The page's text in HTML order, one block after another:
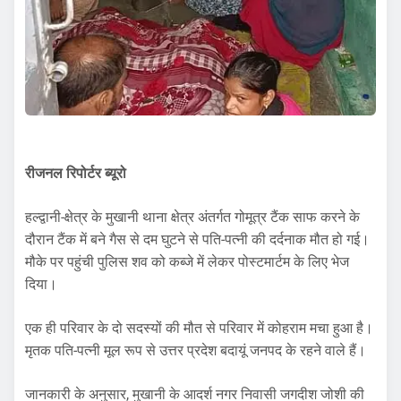
रीजनल रिपोर्टर ब्यूरो
हल्द्वानी-क्षेत्र के मुखानी थाना क्षेत्र अंतर्गत गोमूत्र टैंक साफ करने के
दौरान टैंक में बने गैस से दम घुटने से पति-पत्नी की दर्दनाक मौत हो गई।
मौके पर पहुंची पुलिस शव को कब्जे में लेकर पोस्टमार्टम के लिए भेज
दिया।
एक ही परिवार के दो सदस्यों की मौत से परिवार में कोहराम मचा हुआ है।
मृतक पति-पत्नी मूल रूप से उत्तर प्रदेश बदायूं जनपद के रहने वाले हैं।
जानकारी के अनुसार, मुखानी के आदर्श नगर निवासी जगदीश जोशी की